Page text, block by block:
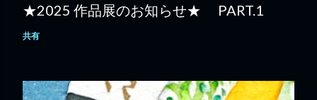
★2025 作品展のお知らせ★ PART.1
共有